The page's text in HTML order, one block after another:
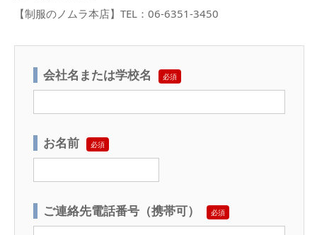
【制服のノムラ本店】TEL：06-6351-3450
会社名または学校名 必須
お名前 必須
ご連絡先電話番号（携帯可） 必須